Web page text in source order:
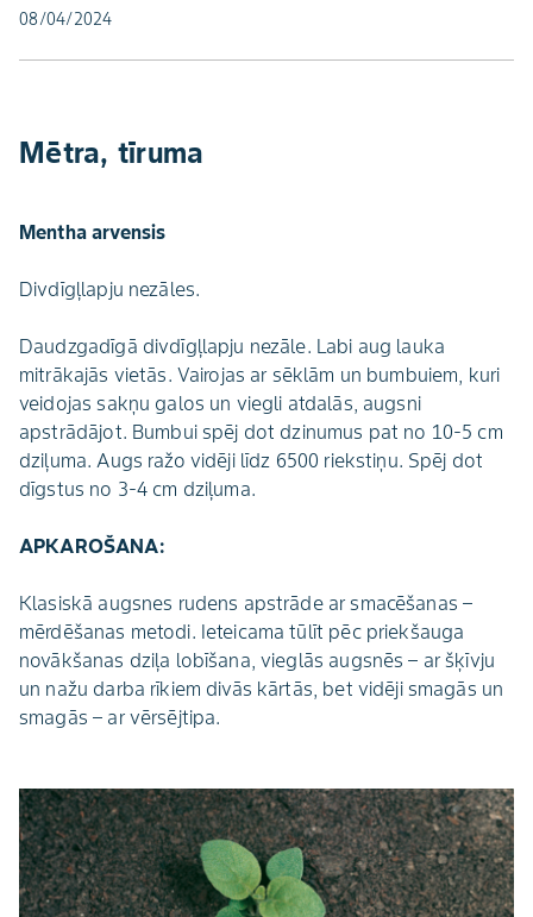
08/04/2024
Mētra, tīruma
Mentha arvensis
Divdīgļlapju nezāles.
Daudzgadīgā divdīgļlapju nezāle. Labi aug lauka
mitrākajās vietās. Vairojas ar sēklām un bumbuiem, kuri
veidojas sakņu galos un viegli atdalās, augsni
apstrādājot. Bumbui spēj dot dzinumus pat no 10-5 cm
dziļuma. Augs ražo vidēji līdz 6500 riekstiņu. Spēj dot
dīgstus no 3-4 cm dziļuma.
APKAROŠANA:
Klasiskā augsnes rudens apstrāde ar smacēšanas –
mērdēšanas metodi. Ieteicama tūlīt pēc priekšauga
novākšanas dziļa lobīšana, vieglās augsnēs – ar šķīvju
un nažu darba rīkiem divās kārtās, bet vidēji smagās un
smagās – ar vērsējtipa.